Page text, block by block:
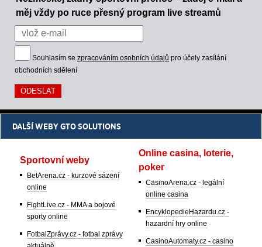
měj vždy po ruce přesný program live streamů
Souhlasím se zpracováním osobních údajů pro účely zasílání
obchodních sdělení
DALŠÍ WEBY GTO SOLUTIONS
Sportovní weby
BetArena.cz - kurzové sázení
online
FightLive.cz - MMA a bojové
sporty online
FotbalZprávy.cz - fotbal zprávy
Online casina, loterie,
poker
CasinoArena.cz - legální
online casina
EncyklopedieHazardu.cz -
hazardní hry online
CasinoAutomaty.cz - casino